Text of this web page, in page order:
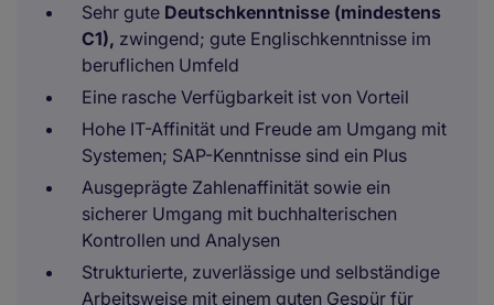
Sehr gute Deutschkenntnisse (mindestens
C1), zwingend; gute Englischkenntnisse im
beruflichen Umfeld
Eine rasche Verfügbarkeit ist von Vorteil
Hohe IT-Affinität und Freude am Umgang mit
Systemen; SAP-Kenntnisse sind ein Plus
Ausgeprägte Zahlenaffinität sowie ein
sicherer Umgang mit buchhalterischen
Kontrollen und Analysen
Strukturierte, zuverlässige und selbständige
Arbeitsweise mit einem guten Gespür für